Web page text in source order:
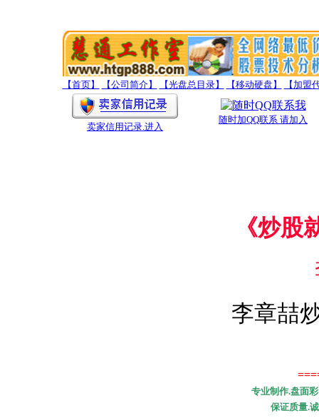
【首页】 【公司简介】 【光盘总目录】 【移动硬盘】 【加盟
卖家信用记录.进入
随时加QQ联系 请加入
《炒股
李章喆
专业制作.盘面
保证质量.